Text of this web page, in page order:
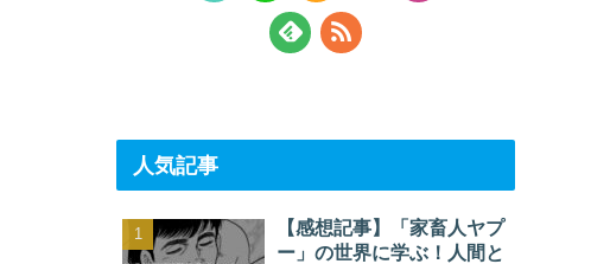
人気記事
【感想記事】「家畜人ヤプ
ー」の世界に学ぶ！人間と